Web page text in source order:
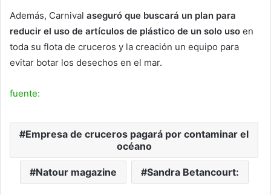
Además, Carnival aseguró que buscará un plan para
reducir el uso de artículos de plástico de un solo uso en
toda su flota de cruceros y la creación un equipo para
evitar botar los desechos en el mar.
fuente:
Empresa de cruceros pagará por contaminar el
océano
Natour magazine Sandra Betancourt: